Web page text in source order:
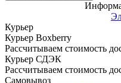
Курьер
Курьер Boxberry
Рассчитываем стоимость
Курьер СДЭК
Рассчитываем стоимость
Самовывоз